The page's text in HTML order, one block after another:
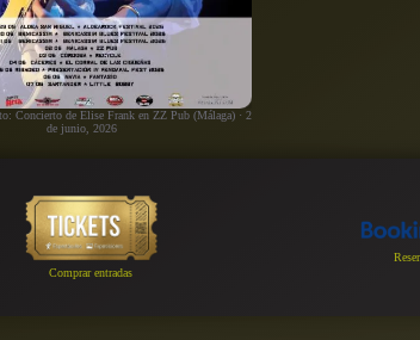
Concierto de Elise Frank en ZZ Pub (Málaga) · 2
de junio, 2026
Comprar entradas